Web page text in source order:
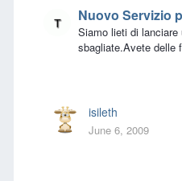
Nuovo Servizio
Siamo lieti di
sbagliate.Avete delle
isileth
June 6, 2009